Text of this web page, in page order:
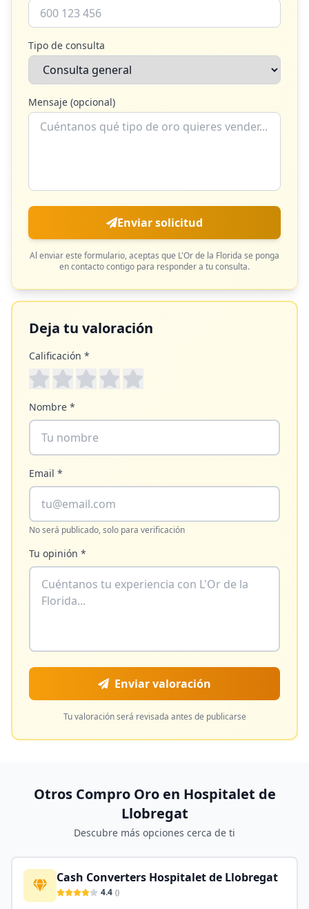
Tipo de consulta
Mensaje (opcional)
Enviar solicitud
Al enviar este formulario, aceptas que L'Or de la Florida se ponga
en contacto contigo para responder a tu consulta.
Deja tu valoración
Calificación *
Nombre *
Email *
No será publicado, solo para verificación
Tu opinión *
Enviar valoración
Tu valoración será revisada antes de publicarse
Otros Compro Oro en Hospitalet de
Llobregat
Descubre más opciones cerca de ti
Cash Converters Hospitalet de Llobregat
4.4 ()